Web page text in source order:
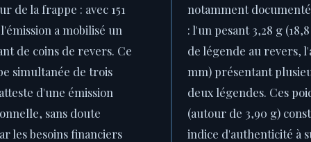
de la frappe : avec 151
a mobilisé un
de coins de revers. Ce
simultanée de trois
d'une émission
sans doute
les besoins financiers
notamment
: l'un pesant 3,28 g
de légende au revers,
mm) présentant
deux légendes. Ces
(autour de 3,90 g)
indice d'authenticité à